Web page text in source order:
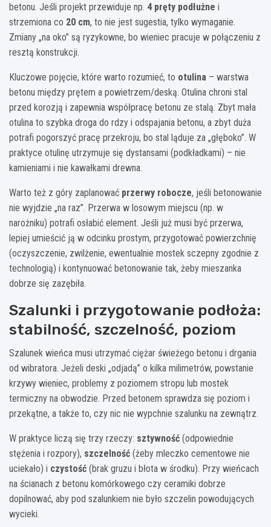
betonu. Jeśli projekt przewiduje np. 4 pręty podłużne i
strzemiona co 20 cm, to nie jest sugestia, tylko wymaganie.
Zmiany „na oko” są ryzykowne, bo wieniec pracuje w połączeniu z
resztą konstrukcji.
Kluczowe pojęcie, które warto rozumieć, to otulina – warstwa
betonu między prętem a powietrzem/deską. Otulina chroni stal
przed korozją i zapewnia współpracę betonu ze stalą. Zbyt mała
otulina to szybka droga do rdzy i odspajania betonu, a zbyt duża
potrafi pogorszyć pracę przekroju, bo stal ląduje za „głęboko”. W
praktyce otulinę utrzymuje się dystansami (podkładkami) – nie
kamieniami i nie kawałkami drewna.
Warto też z góry zaplanować przerwy robocze, jeśli betonowanie
nie wyjdzie „na raz”. Przerwa w losowym miejscu (np. w
narożniku) potrafi osłabić element. Jeśli już musi być przerwa,
lepiej umieścić ją w odcinku prostym, przygotować powierzchnię
(oczyszczenie, zwilżenie, ewentualnie mostek sczepny zgodnie z
technologią) i kontynuować betonowanie tak, żeby mieszanka
dobrze się zazębiła.
Szalunki i przygotowanie podłoża:
stabilność, szczelność, poziom
Szalunek wieńca musi utrzymać ciężar świeżego betonu i drgania
od wibratora. Jeżeli deski „odjadą” o kilka milimetrów, powstanie
krzywy wieniec, problemy z poziomem stropu lub mostek
termiczny na obwodzie. Przed betonem sprawdza się poziom i
przekątne, a także to, czy nic nie wypchnie szalunku na zewnątrz.
W praktyce liczą się trzy rzeczy: sztywność (odpowiednie
stężenia i rozpory), szczelność (żeby mleczko cementowe nie
uciekało) i czystość (brak gruzu i błota w środku). Przy wieńcach
na ścianach z betonu komórkowego czy ceramiki dobrze
dopilnować, aby pod szalunkiem nie było szczelin powodujących
wycieki.